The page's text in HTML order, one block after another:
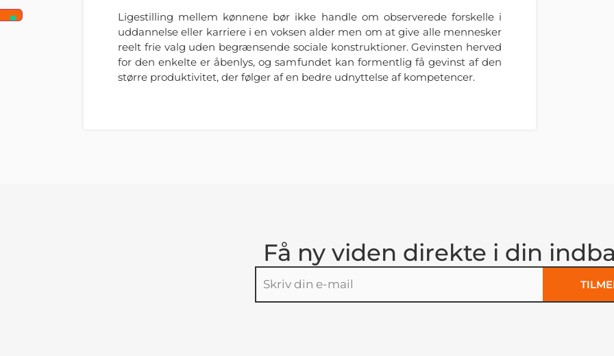
Ligestilling mellem kønnene bør ikke handle om observerede forskelle i
uddannelse eller karriere i en voksen alder men om at give alle mennesker
reelt frie valg uden begrænsende sociale konstruktioner. Gevinsten herved
for den enkelte er åbenlys, og samfundet kan formentlig få gevinst af den
større produktivitet, der følger af en bedre udnyttelse af kompetencer.
Få ny viden direkte i din